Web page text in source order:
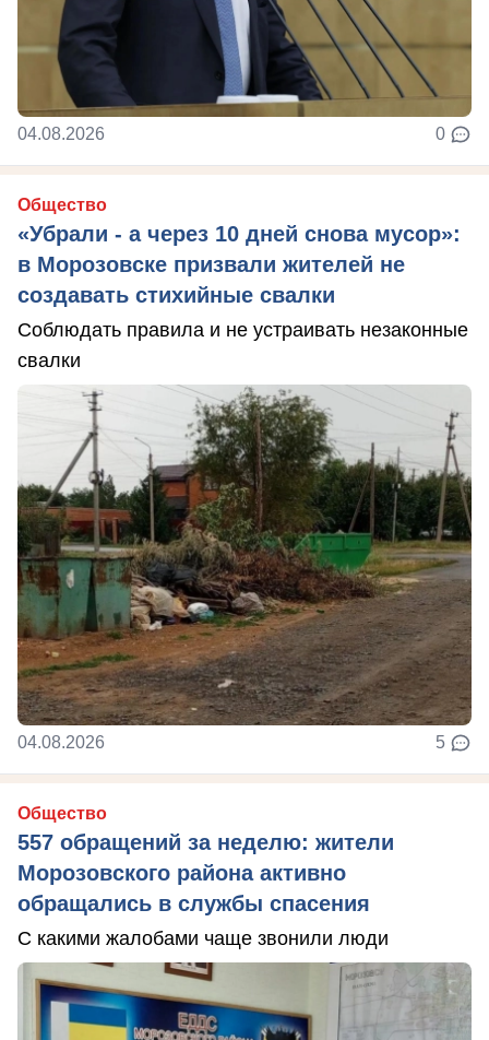
04.08.2026 0
Общество
«Убрали - а через 10 дней снова мусор»:
в Морозовске призвали жителей не
создавать стихийные свалки
Соблюдать правила и не устраивать незаконные
свалки
04.08.2026 5
Общество
557 обращений за неделю: жители
Морозовского района активно
обращались в службы спасения
С какими жалобами чаще звонили люди